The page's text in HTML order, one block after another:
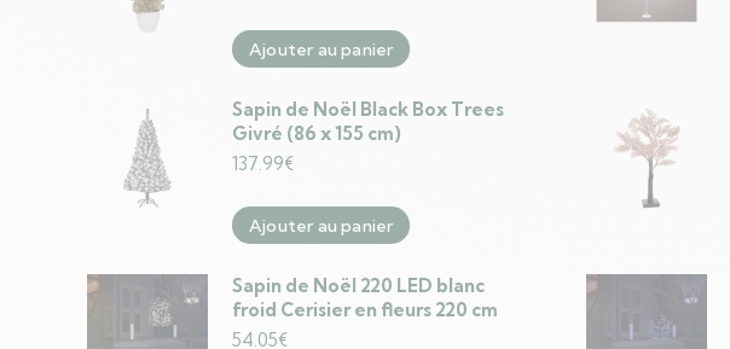
Ajouter au panier
Sapin de Noël Black Box Trees
Givré (86 x 155 cm)
137.99€
Ajouter au panier
Sapin de Noël 220 LED blanc
froid Cerisier en fleurs 220 cm
54.05€